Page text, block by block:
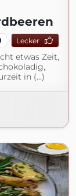
Lecker
etwas Zeit,
in (...)